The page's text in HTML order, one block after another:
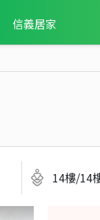
信義居家
14樓/14